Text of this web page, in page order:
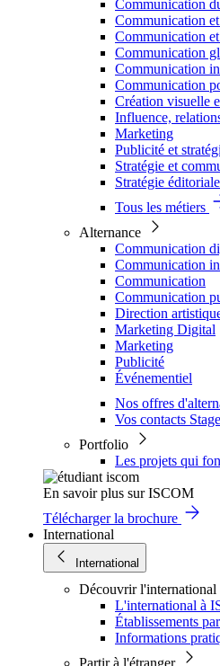
Communication
Communication
Communication
Communication
Communication
Communication
Création visuelle
Influence,
Marketing
Publicité et
Stratégie et
Stratégie
Tous les métiers
Alternance
Communication
Communication
Communication
Communication
Direction
Marketing Digital
Marketing
Publicité
Événementiel
Nos offres
Vos contacts
Portfolio
Les projets qui
En savoir plus sur ISCOM
Télécharger la brochure
International
International
Découvrir l'international
L'international à
Établissements
Informations
Partir à l'étranger